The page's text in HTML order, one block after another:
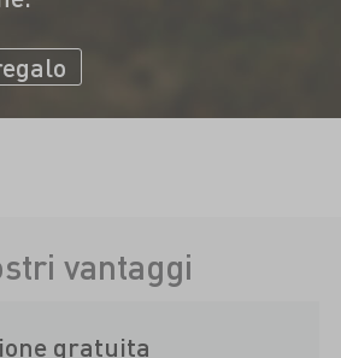
vantaggi
gratuita